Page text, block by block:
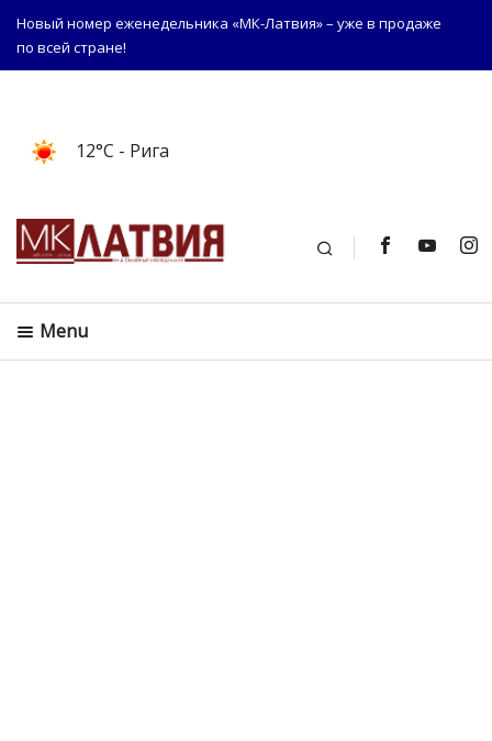
Новый номер еженедельника «МК-Латвия» – уже в продаже
по всей стране!
12°C - Рига
Поиск
Menu